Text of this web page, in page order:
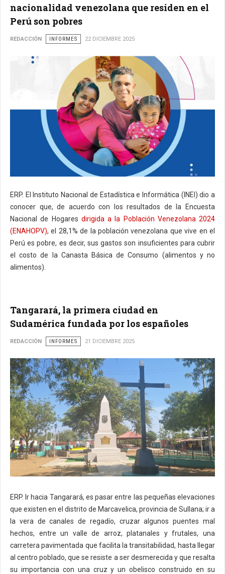
nacionalidad venezolana que residen en el
Perú son pobres
REDACCIÓN INFORMES 22 DICIEMBRE 2025
ERP. El Instituto Nacional de Estadística e Informática (INEI) dio a
conocer que, de acuerdo con los resultados de la Encuesta
Nacional de Hogares dirigida a la Población Venezolana 2024
(ENAHOPV), el 28,1% de la población venezolana que vive en el
Perú es pobre, es decir, sus gastos son insuficientes para cubrir
el costo de la Canasta Básica de Consumo (alimentos y no
alimentos).
Tangarará, la primera ciudad en
Sudamérica fundada por los españoles
REDACCIÓN INFORMES 21 DICIEMBRE 2025
ERP. Ir hacia Tangarará, es pasar entre las pequeñas elevaciones
que existen en el distrito de Marcavelica, provincia de Sullana; ir a
la vera de canales de regadío, cruzar algunos puentes mal
hechos, entre un valle de arroz, platanales y frutales, una
carretera pavimentada que facilita la transitabilidad, hasta llegar
al centro poblado, que se resiste a ser desmerecida y que resalta
su importancia con una cruz y un obelisco construido en su